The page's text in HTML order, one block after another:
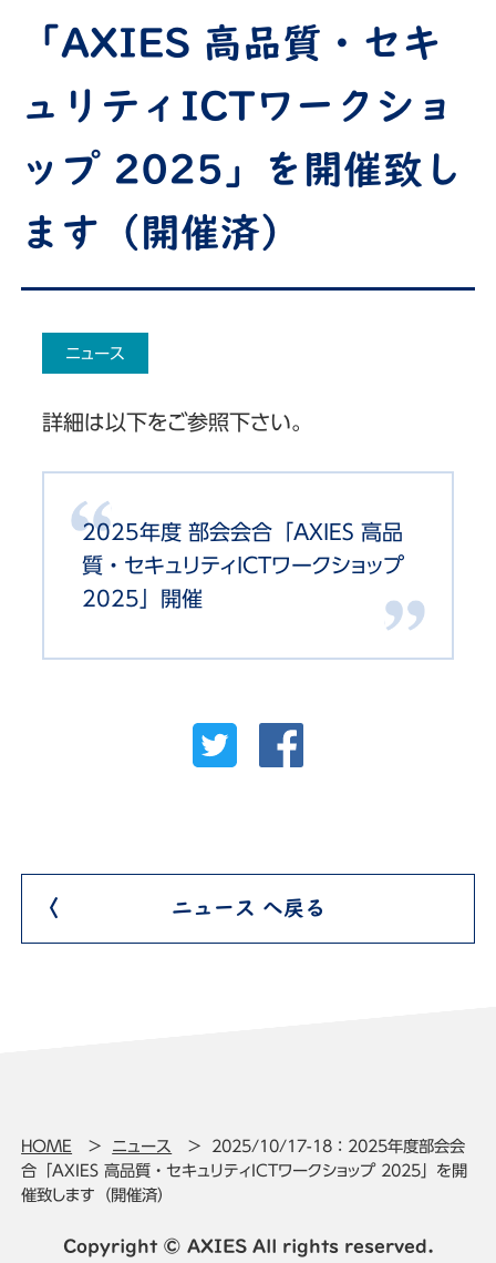
「AXIES 高品質・セキ
ュリティICTワークショ
ップ 2025」を開催致し
ます（開催済）
ニュース
詳細は以下をご参照下さい。
2025年度 部会会合「AXIES 高品
質・セキュリティICTワークショップ
2025」開催
ニュース へ戻る
HOME ニュース
2025/10/17-18：2025年度部会会
合「AXIES 高品質・セキュリティICTワークショップ 2025」を開
催致します（開催済）
Copyright © AXIES All rights reserved.